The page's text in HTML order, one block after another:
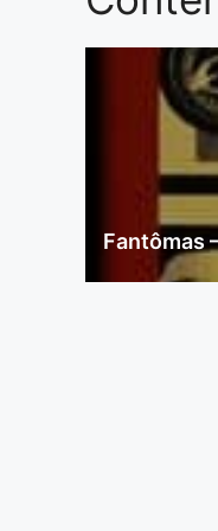
Fantômas